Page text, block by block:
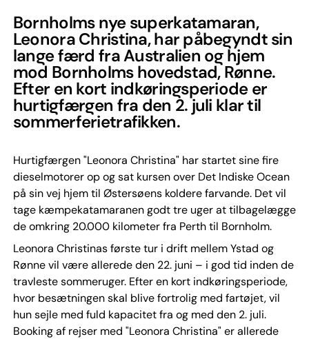
Bornholms nye superkatamaran,
Leonora Christina, har påbegyndt sin
lange færd fra Australien og hjem
mod Bornholms hovedstad, Rønne.
Efter en kort indkøringsperiode er
hurtigfærgen fra den 2. juli klar til
sommerferietrafikken.
Hurtigfærgen "Leonora Christina" har startet sine fire
dieselmotorer op og sat kursen over Det Indiske Ocean
på sin vej hjem til Østersøens koldere farvande. Det vil
tage kæmpekatamaranen godt tre uger at tilbagelægge
de omkring 20.000 kilometer fra Perth til Bornholm.
Leonora Christinas første tur i drift mellem Ystad og
Rønne vil være allerede den 22. juni – i god tid inden de
travleste sommeruger. Efter en kort indkøringsperiode,
hvor besætningen skal blive fortrolig med fartøjet, vil
hun sejle med fuld kapacitet fra og med den 2. juli.
Booking af rejser med "Leonora Christina" er allerede